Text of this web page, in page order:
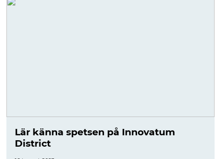
Lär känna spetsen på Innovatum
District